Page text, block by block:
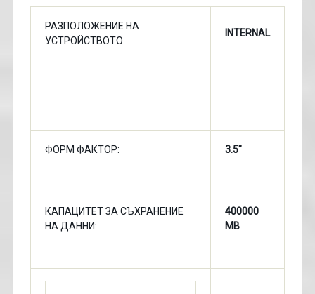
РАЗПОЛОЖЕНИЕ НА
УСТРОЙСТВОТО:
INTERNAL
ФОРМ ФАКТОР: 3.5"
КАПАЦИТЕТ ЗА СЪХРАНЕНИЕ
НА ДАННИ:
400000
MB